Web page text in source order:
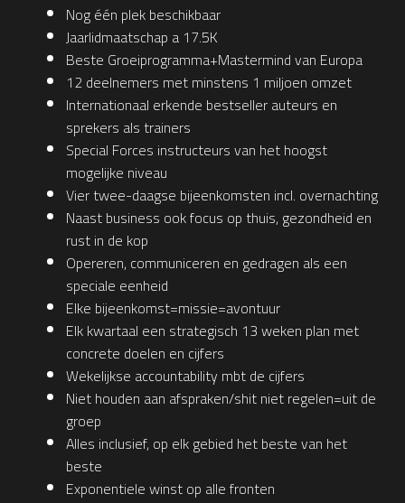
Nog één plek beschikbaar​
Jaarlidmaatschap a 17.5K
Beste Groeiprogramma+Mastermind van Europa
12 deelnemers met minstens 1 miljoen omzet
Internationaal erkende bestseller auteurs en
sprekers als trainers
Special Forces instructeurs van het hoogst
mogelijke niveau
Vier twee-daagse bijeenkomsten incl. overnachting
Naast business ook focus op thuis, gezondheid en
rust in de kop
Opereren, communiceren en gedragen als een
speciale eenheid
Elke bijeenkomst=missie=avontuur
Elk kwartaal een strategisch 13 weken plan met
concrete doelen en cijfers
Wekelijkse accountability mbt de cijfers
Niet houden aan afspraken/shit niet regelen=uit de
groep
Alles inclusief, op elk gebied het beste van het
beste
Exponentiele winst op alle fronten